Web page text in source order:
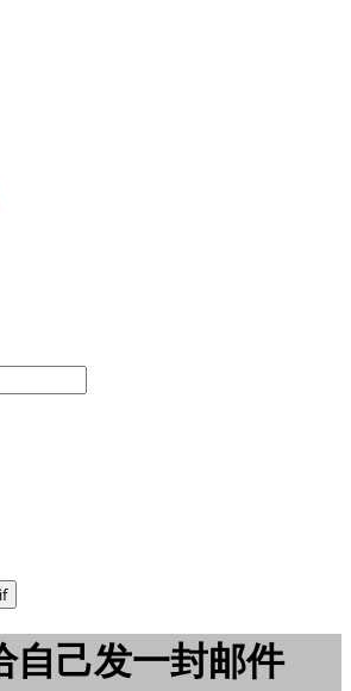
自己发一封邮件